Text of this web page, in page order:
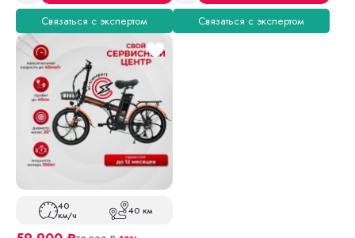
Связаться с экспертом Связаться с экспертом
40
км/ч 40 км